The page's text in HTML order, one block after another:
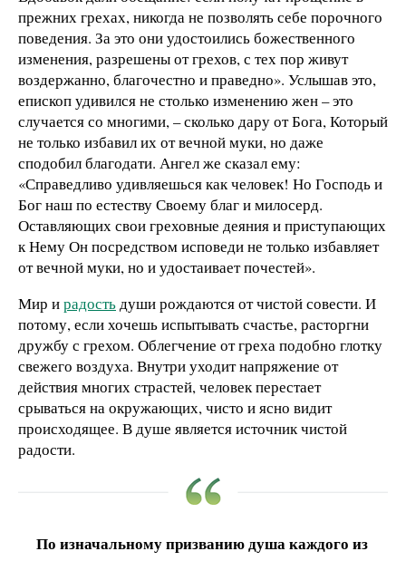
прежних грехах, никогда не позволять себе порочного
поведения. За это они удостоились божественного
изменения, разрешены от грехов, с тех пор живут
воздержанно, благочестно и праведно». Услышав это,
епископ удивился не столько изменению жен – это
случается со многими, – сколько дару от Бога, Который
не только избавил их от вечной муки, но даже
сподобил благодати. Ангел же сказал ему:
«Справедливо удивляешься как человек! Но Господь и
Бог наш по естеству Своему благ и милосерд.
Оставляющих свои греховные деяния и приступающих
к Нему Он посредством исповеди не только избавляет
от вечной муки, но и удостаивает почестей».
Мир ирадостьдуши рождаются от чистой совести. И
потому, если хочешь испытывать счастье, расторгни
дружбу с грехом. Облегчение от греха подобно глотку
свежего воздуха. Внутри уходит напряжение от
действия многих страстей, человек перестает
срываться на окружающих, чисто и ясно видит
происходящее. В душе является источник чистой
радости.
По изначальному призванию душа каждого из